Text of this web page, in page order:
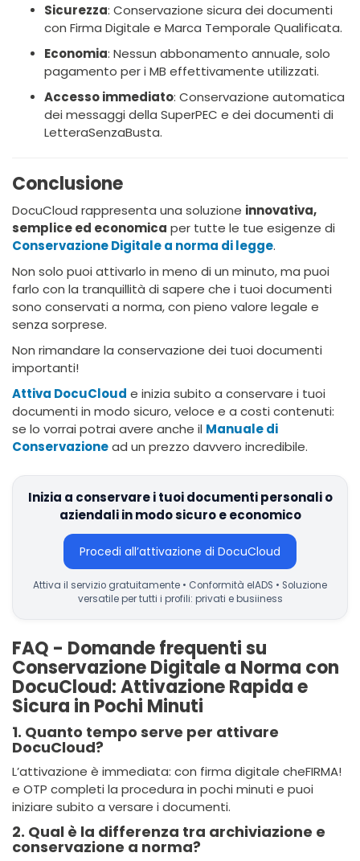
Sicurezza: Conservazione sicura dei documenti
con Firma Digitale e Marca Temporale Qualificata.
Economia: Nessun abbonamento annuale, solo
pagamento per i MB effettivamente utilizzati.
Accesso immediato: Conservazione automatica
dei messaggi della SuperPEC e dei documenti di
LetteraSenzaBusta.
Conclusione
DocuCloud rappresenta una soluzione innovativa,
semplice ed economica per tutte le tue esigenze di
Conservazione Digitale a norma di legge.
Non solo puoi attivarlo in meno di un minuto, ma puoi
farlo con la tranquillità di sapere che i tuoi documenti
sono conservati a norma, con pieno valore legale e
senza sorprese.
Non rimandare la conservazione dei tuoi documenti
importanti!
Attiva DocuCloud e inizia subito a conservare i tuoi
documenti in modo sicuro, veloce e a costi contenuti:
se lo vorrai potrai avere anche il Manuale di
Conservazionead un prezzo davvero incredibile.
Inizia a conservare i tuoi documenti personali o
aziendali in modo sicuro e economico
Procedi all’attivazione di DocuCloud
Attiva il servizio gratuitamente • Conformità eIADS • Soluzione
versatile per tutti i profili: privati e busiiness
FAQ - Domande frequenti su
Conservazione Digitale a Norma con
DocuCloud: Attivazione Rapida e
Sicura in Pochi Minuti
1. Quanto tempo serve per attivare
DocuCloud?
L’attivazione è immediata: con firma digitale cheFIRMA!
e OTP completi la procedura in pochi minuti e puoi
iniziare subito a versare i documenti.
2. Qual è la differenza tra archiviazione e
conservazione a norma?